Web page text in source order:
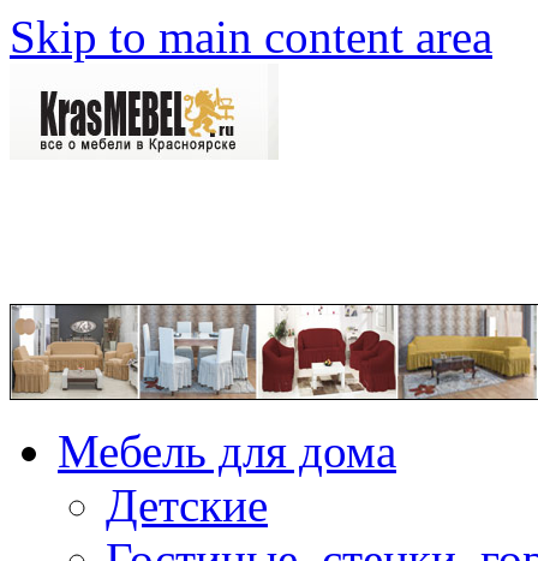
Skip to main content area
Мебель для дома
Детские